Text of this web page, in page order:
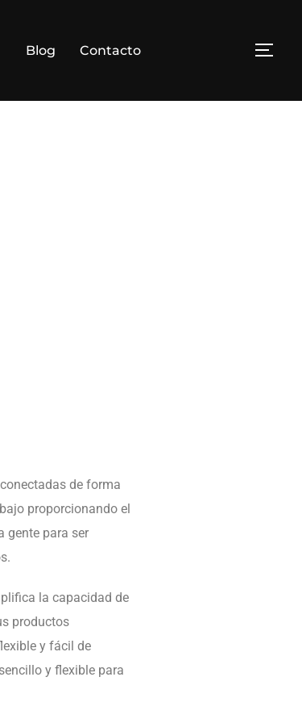
Blog Contacto
de forma
proporcionando el
gente para ser
ca la capacidad de
productos
exible y fácil de
y flexible para